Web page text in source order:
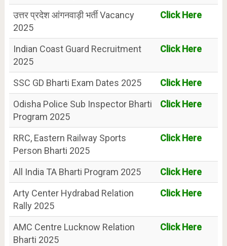
उत्तर प्रदेश आंगनवाड़ी भर्ती Vacancy
2025
Click Here
Indian Coast Guard Recruitment
2025
Click Here
SSC GD Bharti Exam Dates 2025
Click Here
Odisha Police Sub Inspector Bharti
Program 2025
Click Here
RRC, Eastern Railway Sports
Person Bharti 2025
Click Here
All India TA Bharti Program 2025
Click Here
Arty Center Hydrabad Relation
Rally 2025
Click Here
AMC Centre Lucknow Relation
Bharti 2025
Click Here